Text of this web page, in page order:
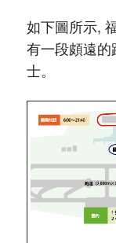
如下圖所示,
有一段頗遠
士。